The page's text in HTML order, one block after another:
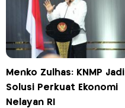
Menko Zulhas: KNMP Jadi
Solusi Perkuat Ekonomi
Nelayan RI